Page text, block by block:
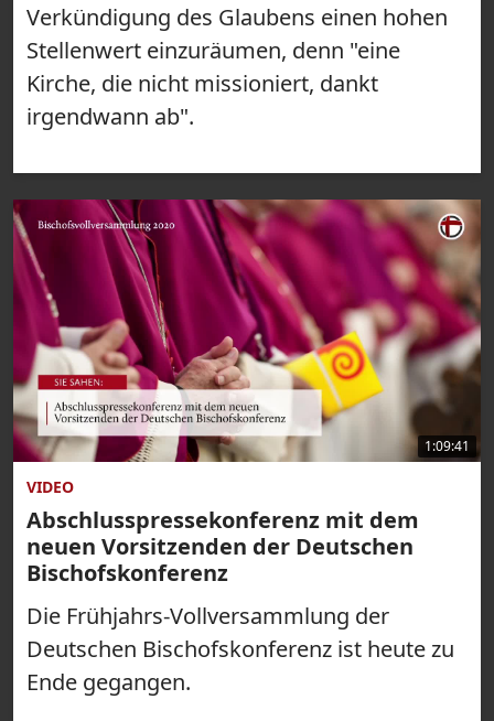
Verkündigung des Glaubens einen hohen
Stellenwert einzuräumen, denn "eine
Kirche, die nicht missioniert, dankt
irgendwann ab".
1:09:41
VIDEO
Abschlusspressekonferenz mit dem
neuen Vorsitzenden der Deutschen
Bischofskonferenz
Die Frühjahrs-Vollversammlung der
Deutschen Bischofskonferenz ist heute zu
Ende gegangen.